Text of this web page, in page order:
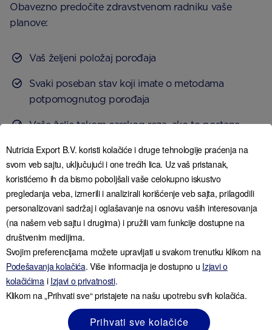
Obavezno predočite zdravstvenom radniku vaše
planove:
Vaš željeni položaj porođaja
Svaki poseban stav koji imate o metodama
potpomognutog porođaja
Vaše želje tokom carskog reza, ako to postane
Nutricia Export B.V. koristi kolačiće i druge tehnologije praćenja na
svom veb sajtu, uključujući i one trećih lica. Uz vaš pristanak,
koristićemo ih da bismo poboljšali vaše celokupno iskustvo
pregledanja veba, izmerili i analizirali korišćenje veb sajta, prilagodili
personalizovani sadržaj i oglašavanje na osnovu vaših interesovanja
(na našem veb sajtu i drugima) i pružili vam funkcije dostupne na
društvenim medijima.
Svojim preferencijama možete upravljati u svakom trenutku klikom na
Podešavanja kolačića. Više informacija je dostupno u Izjavi o
kolačićima i Izjavi o privatnosti.
Klikom na „Prihvati sve“ pristajete na našu upotrebu svih kolačića.
Prihvati sve kolačiće